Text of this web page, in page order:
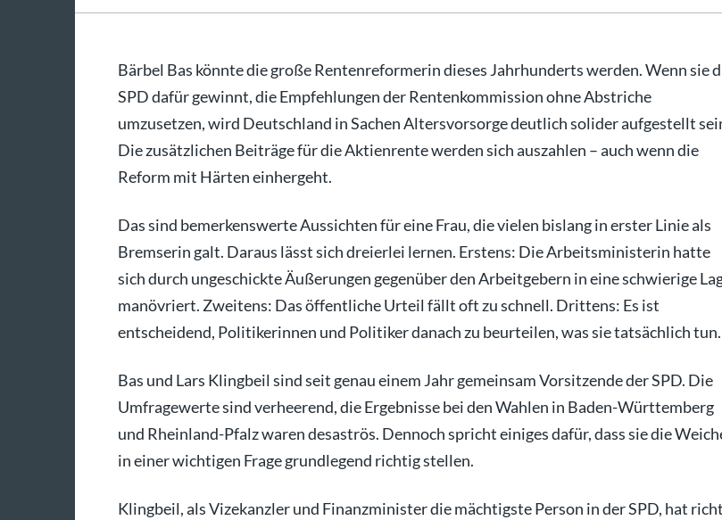
Bärbel Bas könnte die große Rentenreformerin dieses Jahrhunderts werden. Wenn sie
SPD dafür gewinnt, die Empfehlungen der Rentenkommission ohne Abstriche
umzusetzen, wird Deutschland in Sachen Altersvorsorge deutlich solider aufgestellt
Die zusätzlichen Beiträge für die Aktienrente werden sich auszahlen – auch wenn die
Reform mit Härten einhergeht.
Das sind bemerkenswerte Aussichten für eine Frau, die vielen bislang in erster Linie als
Bremserin galt. Daraus lässt sich dreierlei lernen. Erstens: Die Arbeitsministerin hatte
sich durch ungeschickte Äußerungen gegenüber den Arbeitgebern in eine schwierige
manövriert. Zweitens: Das öffentliche Urteil fällt oft zu schnell. Drittens: Es ist
entscheidend, Politikerinnen und Politiker danach zu beurteilen, was sie tatsächlich tun.
Bas und Lars Klingbeil sind seit genau einem Jahr gemeinsam Vorsitzende der SPD. Die
Umfragewerte sind verheerend, die Ergebnisse bei den Wahlen in Baden-Württemberg
und Rheinland-Pfalz waren desaströs. Dennoch spricht einiges dafür, dass sie die
in einer wichtigen Frage grundlegend richtig stellen.
Klingbeil, als Vizekanzler und Finanzminister die mächtigste Person in der SPD, hat